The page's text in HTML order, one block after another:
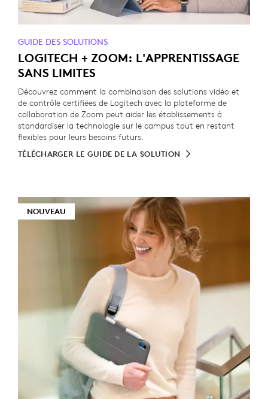
GUIDE DES SOLUTIONS
LOGITECH + ZOOM: L'APPRENTISSAGE
SANS LIMITES
Découvrez comment la combinaison des solutions vidéo et
de contrôle certifiées de Logitech avec la plateforme de
collaboration de Zoom peut aider les établissements à
standardiser la technologie sur le campus tout en restant
flexibles pour leurs besoins futurs.
TÉLÉCHARGER LE GUIDE DE LA SOLUTION
NOUVEAU